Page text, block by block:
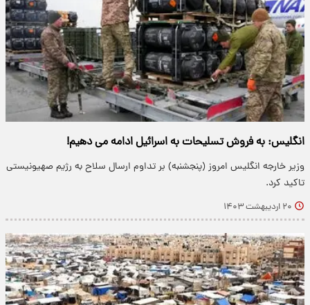
انگلیس: به فروش تسلیحات به اسرائیل ادامه می دهیم!
وزیر خارجه انگلیس امروز (پنجشنبه) بر تداوم ارسال سلاح به رژیم صهیونیستی
تاکید کرد.
۲۰ اردیبهشت ۱۴۰۳